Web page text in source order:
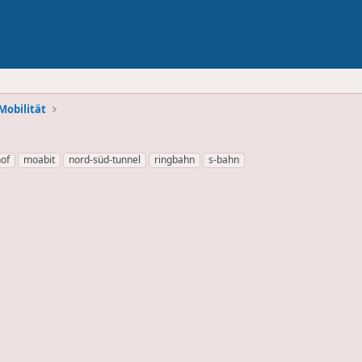
moabit nord-süd-tunnel ringbahn s-bahn